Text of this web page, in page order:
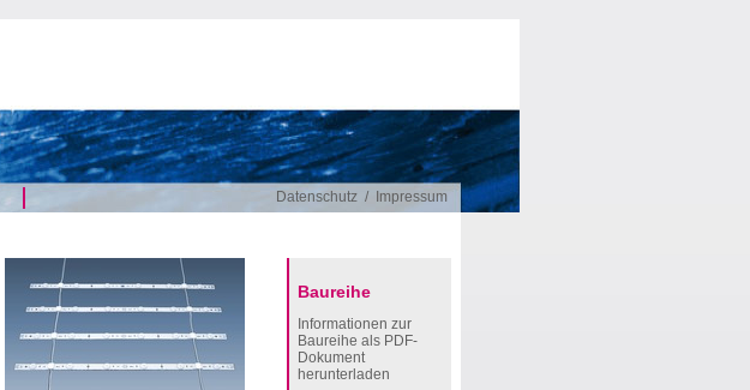
Datenschutz / Impressum
Baureihe
Informationen zur
Baureihe als PDF-
Dokument
herunterladen